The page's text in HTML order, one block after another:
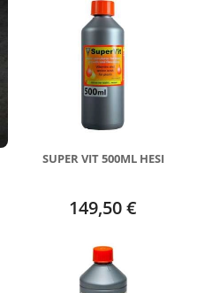
SUPER VIT 500ML HESI
149,50 €